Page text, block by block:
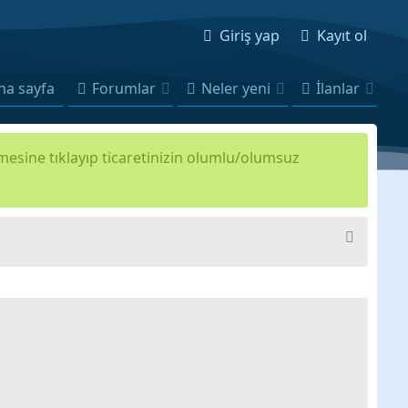
Giriş yap Kayıt ol
sayfa Forumlar Neler yeni İlanlar
tıklayıp ticaretinizin olumlu/olumsuz